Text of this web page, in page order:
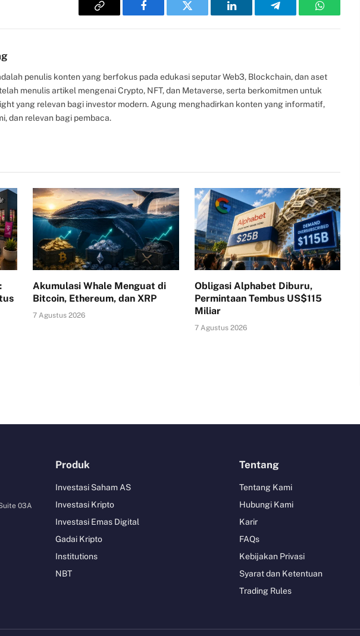
Copy
Facebook Twitter LinkedIn Telegram WhatsApp
penulis konten yang berfokus pada edukasi seputar Web3, Blockchain, dan aset
menulis artikel mengenai Crypto, NFT, dan Metaverse, serta berkomitmen untuk
yang relevan bagi investor modern. Agung menghadirkan konten yang informatif,
dan relevan bagi pembaca.
Akumulasi Whale Menguat di
Bitcoin, Ethereum, dan XRP
7 Agustus 2026
Obligasi Alphabet Diburu,
Permintaan Tembus US$115
Miliar
7 Agustus 2026
03A
Produk
Investasi Saham AS
Investasi Kripto
Investasi Emas Digital
Gadai Kripto
Institutions
NBT
Tentang
Tentang Kami
Hubungi Kami
Karir
FAQs
Kebijakan Privasi
Syarat dan Ketentuan
Trading Rules